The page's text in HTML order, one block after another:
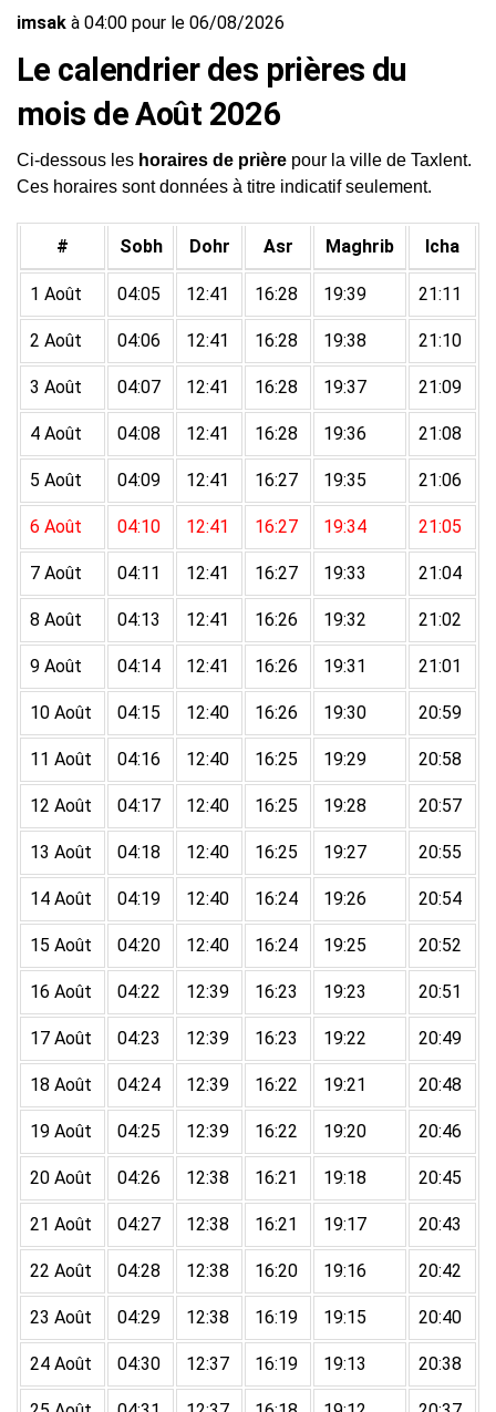
imsak à 04:00 pour le 06/08/2026
Le calendrier des prières du
mois de Août 2026
Ci-dessous les horaires de prière pour la ville de Taxlent.
Ces horaires sont données à titre indicatif seulement.
# Sobh Dohr Asr Maghrib Icha
1 Août 04:05 12:41 16:28 19:39 21:11
2 Août 04:06 12:41 16:28 19:38 21:10
3 Août 04:07 12:41 16:28 19:37 21:09
4 Août 04:08 12:41 16:28 19:36 21:08
5 Août 04:09 12:41 16:27 19:35 21:06
6 Août 04:10 12:41 16:27 19:34 21:05
7 Août 04:11 12:41 16:27 19:33 21:04
8 Août 04:13 12:41 16:26 19:32 21:02
9 Août 04:14 12:41 16:26 19:31 21:01
10 Août 04:15 12:40 16:26 19:30 20:59
11 Août 04:16 12:40 16:25 19:29 20:58
12 Août 04:17 12:40 16:25 19:28 20:57
13 Août 04:18 12:40 16:25 19:27 20:55
14 Août 04:19 12:40 16:24 19:26 20:54
15 Août 04:20 12:40 16:24 19:25 20:52
16 Août 04:22 12:39 16:23 19:23 20:51
17 Août 04:23 12:39 16:23 19:22 20:49
18 Août 04:24 12:39 16:22 19:21 20:48
19 Août 04:25 12:39 16:22 19:20 20:46
20 Août 04:26 12:38 16:21 19:18 20:45
21 Août 04:27 12:38 16:21 19:17 20:43
22 Août 04:28 12:38 16:20 19:16 20:42
23 Août 04:29 12:38 16:19 19:15 20:40
24 Août 04:30 12:37 16:19 19:13 20:38